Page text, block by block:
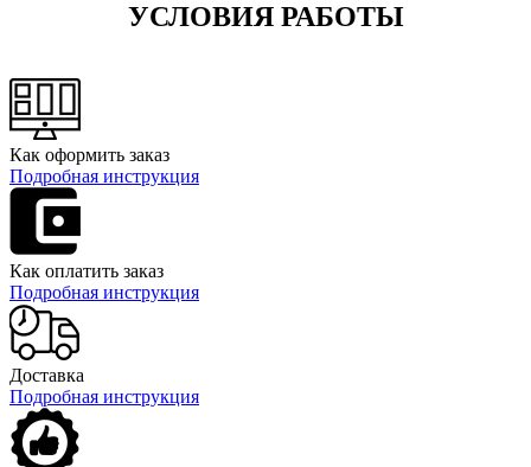
УСЛОВИЯ РАБОТЫ
Как оформить заказ
Подробная инструкция
Как оплатить заказ
Подробная инструкция
Доставка
Подробная инструкция